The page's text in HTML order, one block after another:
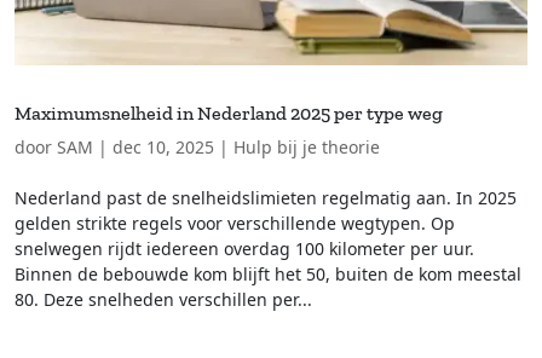
Maximumsnelheid in Nederland 2025 per type weg
door SAM | dec 10, 2025 | Hulp bij je theorie
Nederland past de snelheidslimieten regelmatig aan. In 2025
gelden strikte regels voor verschillende wegtypen. Op
snelwegen rijdt iedereen overdag 100 kilometer per uur.
Binnen de bebouwde kom blijft het 50, buiten de kom meestal
80. Deze snelheden verschillen per...